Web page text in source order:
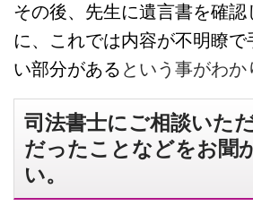
その後、先生に遺言書を確認
に、これでは内容が不明瞭で
い部分がある という事がわか
司法書士にご相談いた
だったことなどをお聞
い。